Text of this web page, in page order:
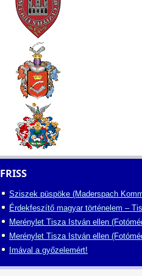
FRISS
Sziszek püspöke (Maderspach
Érdekfeszítő magyar történelem –
Merénylet Tisza István ellen
Merénylet Tisza István ellen
Imával a győzelemért!